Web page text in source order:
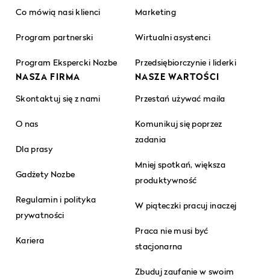
Co mówią nasi klienci
Program partnerski
Program Ekspercki Nozbe
Marketing
Wirtualni asystenci
Przedsiębiorczynie i liderki
NASZA FIRMA
Skontaktuj się z nami
O nas
Dla prasy
Gadżety Nozbe
Regulamin i polityka
prywatności
Kariera
NASZE WARTOŚCI
Przestań używać maila
Komunikuj się poprzez
zadania
Mniej spotkań, większa
produktywność
W piąteczki pracuj inaczej
Praca nie musi być
stacjonarna
Zbuduj zaufanie w swoim